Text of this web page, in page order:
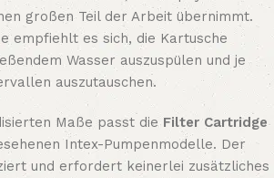
großen Teil der Arbeit übernimmt.
empfiehlt es sich, die Kartusche
Wasser auszuspülen und je
auszutauschen.
Maße passt dieFilter Cartridge
Intex-Pumpenmodelle. Der
und erfordert keinerlei zusätzliches